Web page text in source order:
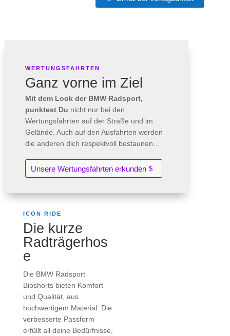
WERTUNGSFAHRTEN
Ganz vorne im Ziel
Mit dem Look der BMW Radsport,
punktest Du nicht nur bei den
Wertungsfahrten auf der Straße und im
Gelände. Auch auf den Ausfahrten werden
die anderen dich respektvoll bestaunen…
Unsere Wertungsfahrten erkunden
ICON RIDE
Die kurze
Radträgerhos
e
Die BMW Radsport
Bibshorts bieten Komfort
und Qualität, aus
hochwertigem Material. Die
verbesserte Passform
erfüllt all deine Bedürfnisse,